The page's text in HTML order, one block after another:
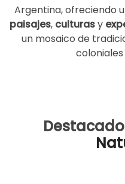
Argentina, ofreciendo
paisajes, culturasy
un mosaico de